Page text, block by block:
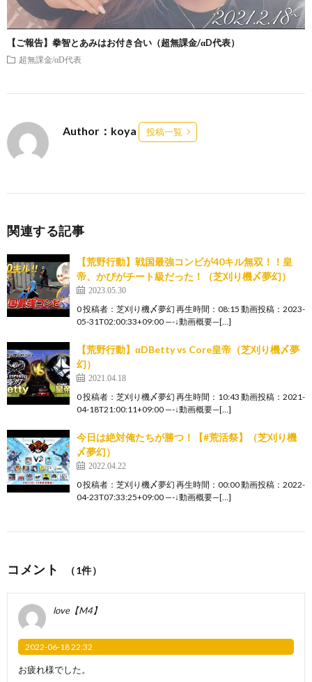
【ご報告】拳智とあみはお付き合い（超無課金/αD代表）
超無課金/αD代表
Author：koya 投稿一覧
関連する記事
【荒野行動】戦国最強コンビが40キル無双！！皇
帝、かぴがチート級だった！（芝刈り機〆夢幻）
2023.05.30
0 投稿者：芝刈り機〆夢幻 再生時間：08:15 動画投稿：2023-
05-31T02:00:33+09:00 —-↓動画概要—[…]
【荒野行動】αDBetty vs Core皇帝（芝刈り機〆夢
幻）
2021.04.18
0 投稿者：芝刈り機〆夢幻 再生時間：10:43 動画投稿：2021-
04-18T21:00:11+09:00 —-↓動画概要—[…]
今日は絶対俺たちが勝つ！【#荒活祭】（芝刈り機
〆夢幻）
2022.04.22
0 投稿者：芝刈り機〆夢幻 再生時間：00:00 動画投稿：2022-
04-23T07:33:25+09:00 —-↓動画概要—[…]
コメント （1件）
love【M4】
2022-06-18 22:32
お疲れ様でした。